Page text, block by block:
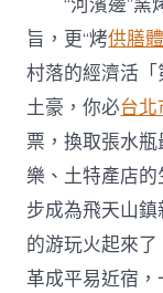
旨，更“烤供膳
村落的經濟活
土豪，你必台
票，換取張水
樂、土特產店
步成為飛天山
的游玩火起來
革成平易近宿，